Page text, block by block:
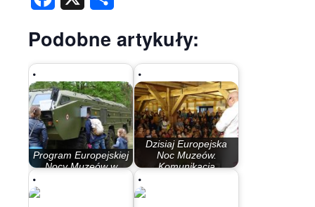
Podobne artykuły:
Program Europejskiej
Nocy Muzeów w
Dzisiaj Europejska
Noc Muzeów.
Komunikacja